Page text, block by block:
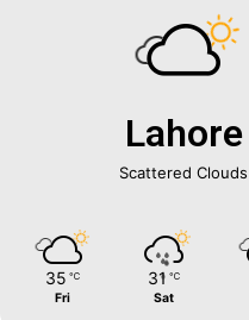
Lahore
Scattered Clouds
35 ℃
Fri
31 ℃
Sat